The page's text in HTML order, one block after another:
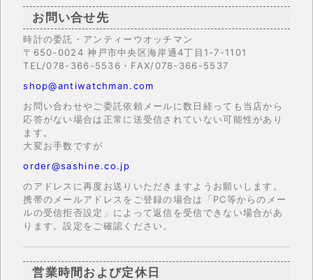
お問い合せ先
時計の委託・アンティーウオッチマン
〒650-0024 神戸市中央区海岸通4丁目1-7-1101
TEL/078-366-5536・FAX/078-366-5537
shop@antiwatchman.com
お問い合わせやご委託依頼メールに数日経っても当店から
応答がない場合は正常に送受信されていない可能性があり
ます。
大変お手数ですが
order@sashine.co.jp
のアドレスに再度お送りいただきますようお願いします。
携帯のメールアドレスをご登録の場合は「PC等からのメー
ルの受信拒否設定」によって返信を受信できない場合があ
ります。設定をご確認ください。
営業時間および定休日